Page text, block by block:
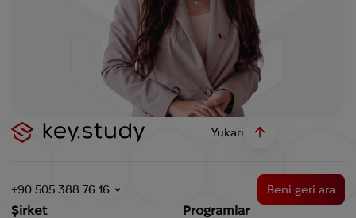
Yukarı
+90 505 388 76 16 Beni geri ara
Şirket Programlar